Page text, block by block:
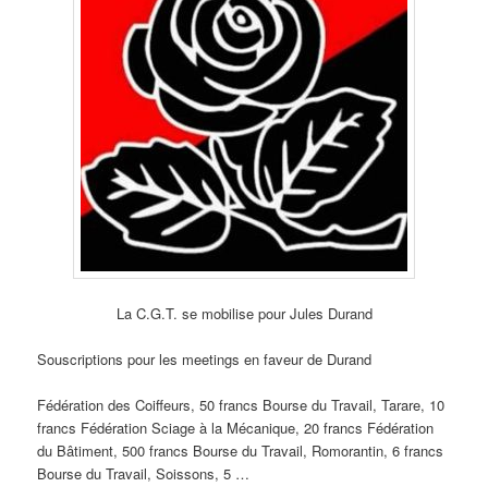
La C.G.T. se mobilise pour Jules Durand
Souscriptions pour les meetings en faveur de Durand
Fédération des Coiffeurs, 50 francs Bourse du Travail, Tarare, 10
francs Fédération Sciage à la Mécanique, 20 francs Fédération
du Bâtiment, 500 francs Bourse du Travail, Romorantin, 6 francs
Bourse du Travail, Soissons, 5 …